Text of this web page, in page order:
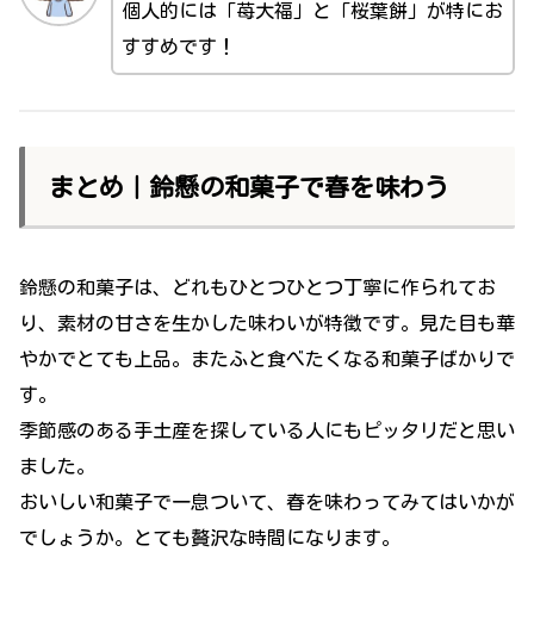
個人的には「苺大福」と「桜葉餅」が特にお
すすめです！
まとめ｜鈴懸の和菓子で春を味わう
鈴懸の和菓子は、どれもひとつひとつ丁寧に作られてお
り、素材の甘さを生かした味わいが特徴です。見た目も華
やかでとても上品。またふと食べたくなる和菓子ばかりで
す。
季節感のある手土産を探している人にもピッタリだと思い
ました。
おいしい和菓子で一息ついて、春を味わってみてはいかが
でしょうか。とても贅沢な時間になります。